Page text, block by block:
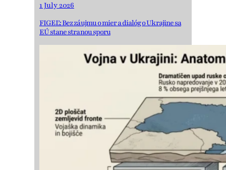
1 July 2026
FIGEĽ: Bez záujmu o mier a dialóg o Ukrajine sa
EÚ stane stranou sporu